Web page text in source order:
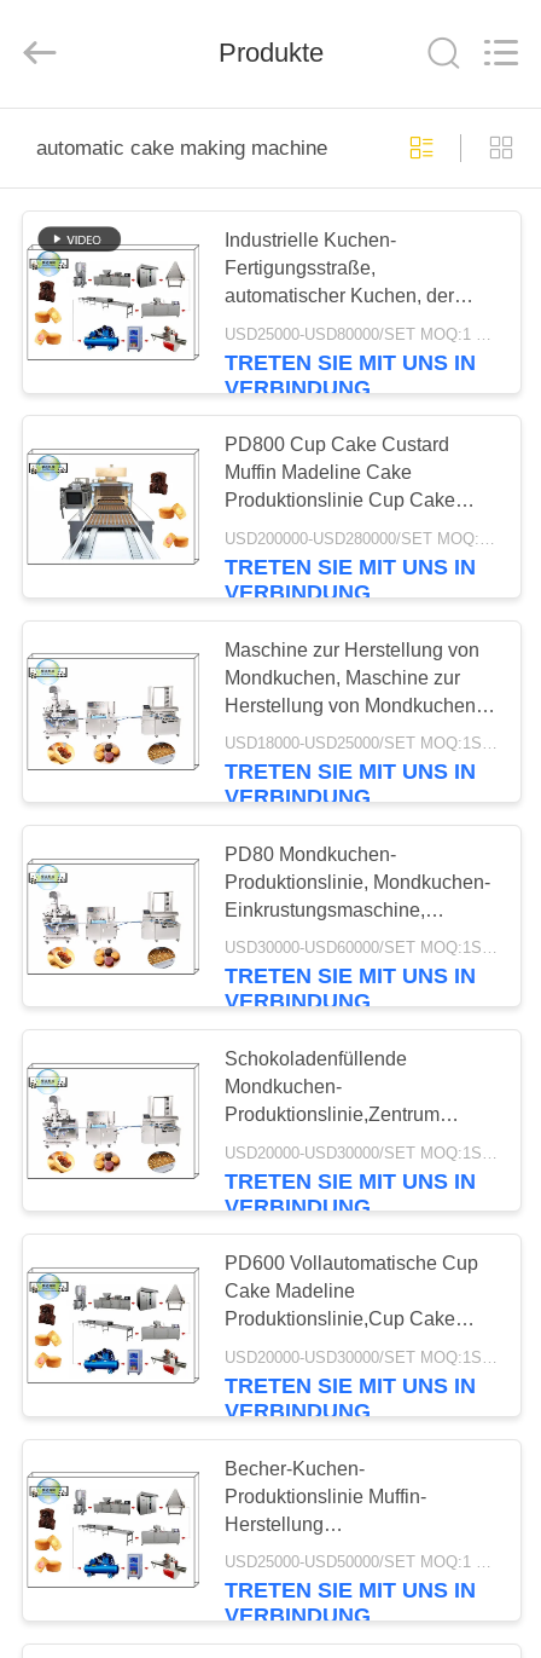
PRODUKTE
ÜBER
UNS
FABRIK-
QUALITÄTSKONTROLLE
TRETEN
SIE
MIT
UNS
VERBINDUNG
NACHRICHTEN
FORDERN
SIE
EIN
ZITAT
SITEMAP
PRIVACY
Reserved.
Developed
Produkte
automatic cake making machine
Industrielle Kuchen-
Fertigungsstraße,
automatischer Kuchen, der
Maschine wirtschaftlich herstellt
TRETEN SIE MIT UNS IN
VERBINDUNG
PD800 Cup Cake Custard
Muffin Madeline Cake
Produktionslinie Cup Cake
Machinery Cup Cake Bäckerei
Ausrüstung Maschinen
USD200000-USD280000/SET MOQ:1 Satz
TRETEN SIE MIT UNS IN
VERBINDUNG
Maschine zur Herstellung von
Mondkuchen, Maschine zur
Herstellung von Mondkuchen,
Ausrüstung zur Verarbeitung
von Mondkuchen, Maschinen
zur Herstellung von
USD18000-USD25000/SET MOQ:1SET
TRETEN SIE MIT UNS IN
VERBINDUNG
PD80 Mondkuchen-
Produktionslinie, Mondkuchen-
Einkrustungsmaschine,
Mondkuchen-
Stempelförmungsmaschine,
Mondkuchen-Machmaschine
USD30000-USD60000/SET MOQ:1SET
TRETEN SIE MIT UNS IN
VERBINDUNG
Schokoladenfüllende
Mondkuchen-
Produktionslinie,Zentrum
gefüllte Mondkuchen-
Herstellungsmaschine,
Mondkuchen-Verarbeitungslinie
TRETEN SIE MIT UNS IN
VERBINDUNG
PD600 Vollautomatische Cup
Cake Madeline
Produktionslinie,Cup Cake
Verarbeitung
Line,Muffin/Custard Cup Cake
Machinery
USD20000-USD30000/SET MOQ:1SET
TRETEN SIE MIT UNS IN
VERBINDUNG
Becher-Kuchen-
Produktionslinie Muffin-
Herstellung
Verarbeitungsmaschinen
Becher-Kuchen-Formmaschine
Kuchen-Cookie-
USD25000-USD50000/SET MOQ:1 Satz
TRETEN SIE MIT UNS IN
VERBINDUNG